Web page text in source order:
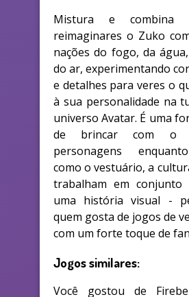
Mistura e combina
reimaginares o Zuko
nações do fogo, da
do ar, experimentando
e detalhes para veres o
à sua personalidade na
universo Avatar. É uma
de brincar com o
personagens
como o vestuário, a
trabalham em conjunto
uma história visual -
quem gosta de jogos de
com um forte toque de
Jogos similares:
Você gostou de